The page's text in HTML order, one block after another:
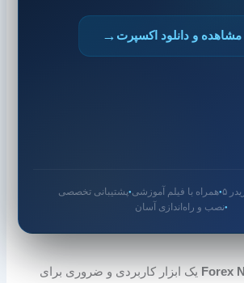
و دانلود اکسپرت →
۵ ●همراه با فیلم آموزشی ●پشتیبانی تخصصی
●نصب و راه‌اندازی آسان
یک ابزار کاربردی و ضروری برای